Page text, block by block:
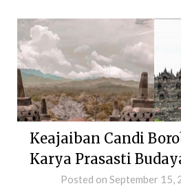
Keajaiban Candi
Karya Prasasti
Posted on September 15,